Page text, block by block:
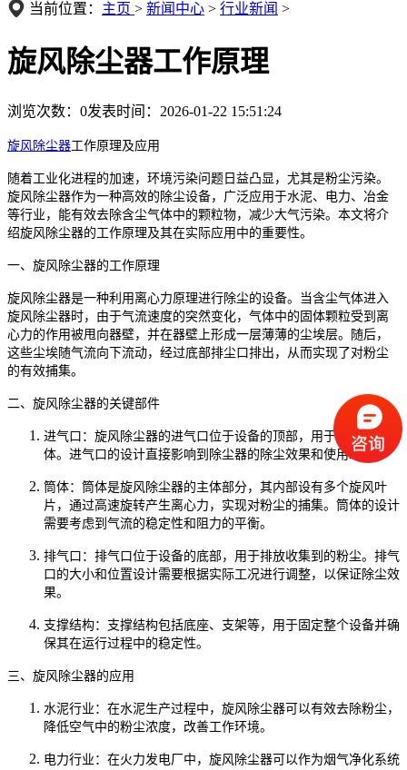
当前位置： 主页 > 新闻中心 > 行业新闻 >
旋风除尘器工作原理
浏览次数： 0发表时间：2026-01-22 15:51:24
旋风除尘器工作原理及应用
随着工业化进程的加速，环境污染问题日益凸显，尤其是粉尘污染。
旋风除尘器作为一种高效的除尘设备，广泛应用于水泥、电力、冶金
等行业，能有效去除含尘气体中的颗粒物，减少大气污染。本文将介
绍旋风除尘器的工作原理及其在实际应用中的重要性。
一、旋风除尘器的工作原理
旋风除尘器是一种利用离心力原理进行除尘的设备。当含尘气体进入
旋风除尘器时，由于气流速度的突然变化，气体中的固体颗粒受到离
心力的作用被甩向器壁，并在器壁上形成一层薄薄的尘埃层。随后，
这些尘埃随气流向下流动，经过底部排尘口排出，从而实现了对粉尘
的有效捕集。
二、旋风除尘器的关键部件
进气口：旋风除尘器的进气口位于设备的顶部，用于引入含尘气
体。进气口的设计直接影响到除尘器的除尘效果和使用寿命。
筒体：筒体是旋风除尘器的主体部分，其内部设有多个旋风叶
片，通过高速旋转产生离心力，实现对粉尘的捕集。筒体的设计
需要考虑到气流的稳定性和阻力的平衡。
排气口：排气口位于设备的底部，用于排放收集到的粉尘。排气
口的大小和位置设计需要根据实际工况进行调整，以保证除尘效
果。
支撑结构：支撑结构包括底座、支架等，用于固定整个设备并确
保其在运行过程中的稳定性。
三、旋风除尘器的应用
水泥行业：在水泥生产过程中，旋风除尘器可以有效去除粉尘，
降低空气中的粉尘浓度，改善工作环境。
电力行业：在火力发电厂中，旋风除尘器可以作为烟气净化系统